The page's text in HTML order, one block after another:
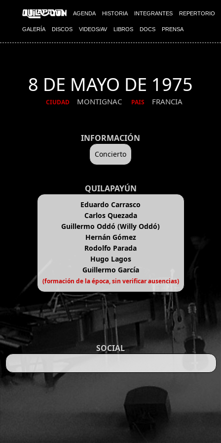
AGENDA HISTORIA INTEGRANTES REPERTORIO
GALERÍA DISCOS VIDEOS/AV LIBROS DOCS PRENSA
8 DE MAYO DE 1975
CIUDAD MONTIGNAC PAIS FRANCIA
INFORMACIÓN
Concierto
QUILAPAYÚN
Eduardo Carrasco
Carlos Quezada
Guillermo Oddó (Willy Oddó)
Hernán Gómez
Rodolfo Parada
Hugo Lagos
Guillermo García
(formación de la época, sin verificar ausencias)
SOCIAL